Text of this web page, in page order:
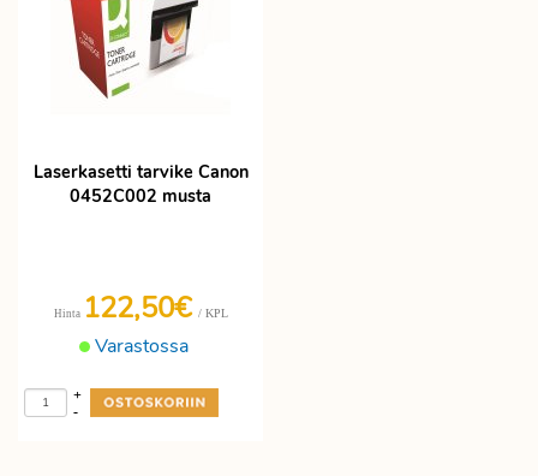
Laserkasetti tarvike Canon
0452C002 musta
Varastossa
Hinta 122,50€ / KPL
-
+